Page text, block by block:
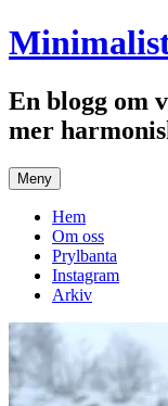
Hoppa
till
En blogg om
mer
Meny
Hem
Om oss
Prylbanta
Instagram
Arkiv